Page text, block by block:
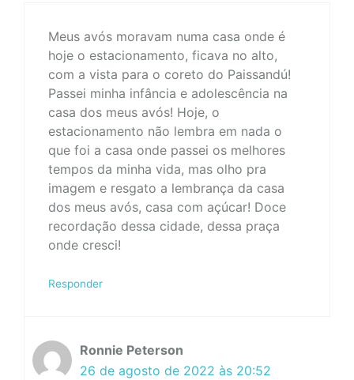
Meus avós moravam numa casa onde é
hoje o estacionamento, ficava no alto,
com a vista para o coreto do Paissandú!
Passei minha infância e adolescência na
casa dos meus avós! Hoje, o
estacionamento não lembra em nada o
que foi a casa onde passei os melhores
tempos da minha vida, mas olho pra
imagem e resgato a lembrança da casa
dos meus avós, casa com açúcar! Doce
recordação dessa cidade, dessa praça
onde cresci!
Responder
Ronnie Peterson
26 de agosto de 2022 às 20:52